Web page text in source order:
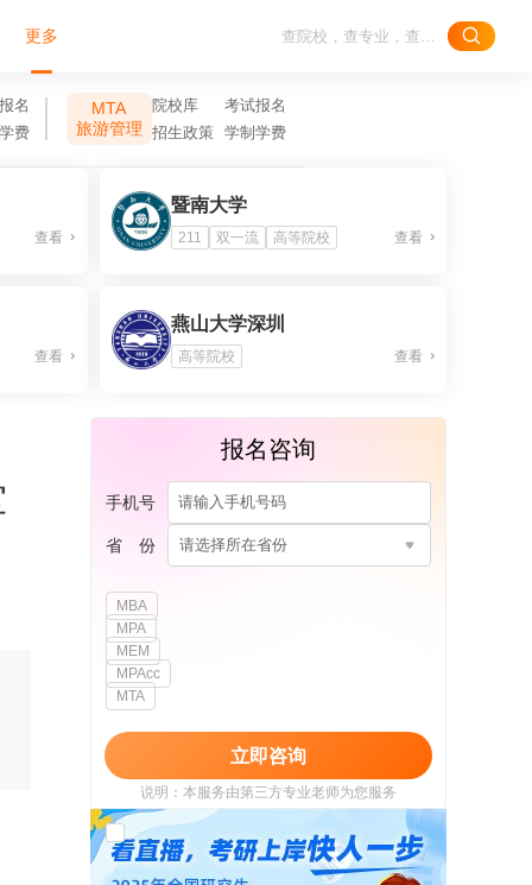
更多
名
费
MTA
旅游管理
院校库
考试报名
招生政策
学制学费
查看
暨南大学
211 双一流 高等院校 查看
查看
燕山大学深圳
高等院校 查看
报名咨询
手机号
省 份 请选择所在省份
MBA
MPA
MEM
MPAcc
MTA
立即咨询
说明：本服务由第三方专业老师为您服务
我已阅读并同意 《用户政策》
《用户服务
使用协议》